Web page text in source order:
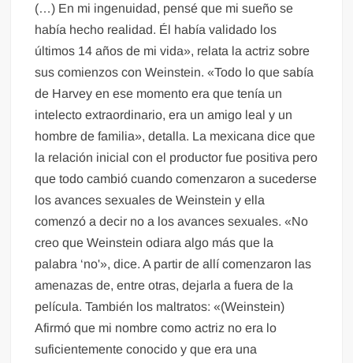
(…) En mi ingenuidad, pensé que mi sueño se
había hecho realidad. Él había validado los
últimos 14 años de mi vida», relata la actriz sobre
sus comienzos con Weinstein. «Todo lo que sabía
de Harvey en ese momento era que tenía un
intelecto extraordinario, era un amigo leal y un
hombre de familia», detalla. La mexicana dice que
la relación inicial con el productor fue positiva pero
que todo cambió cuando comenzaron a sucederse
los avances sexuales de Weinstein y ella
comenzó a decir no a los avances sexuales. «No
creo que Weinstein odiara algo más que la
palabra ‘no'», dice. A partir de allí comenzaron las
amenazas de, entre otras, dejarla a fuera de la
película. También los maltratos: «(Weinstein)
Afirmó que mi nombre como actriz no era lo
suficientemente conocido y que era una